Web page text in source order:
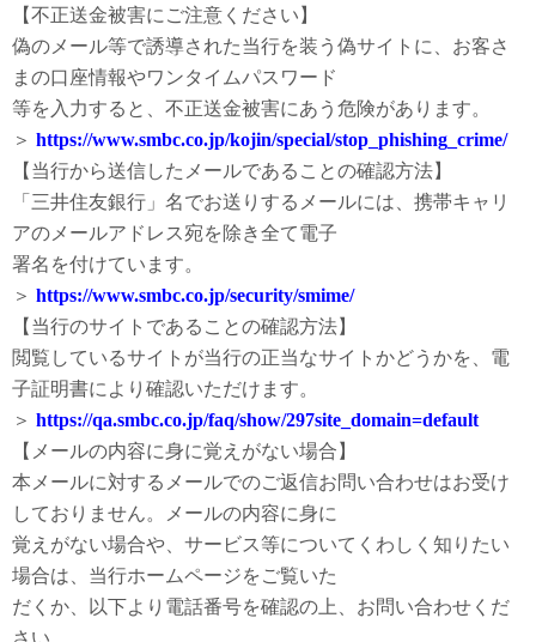
【不正送金被害にご注意ください】
偽のメール等で誘導された当行を装う偽サイトに、お客さ
まの口座情報やワンタイムパスワード
等を入力すると、不正送金被害にあう危険があります。
＞ https://www.smbc.co.jp/kojin/special/stop_phishing_crime/
【当行から送信したメールであることの確認方法】
「三井住友銀行」名でお送りするメールには、携帯キャリ
アのメールアドレス宛を除き全て電子
署名を付けています。
＞ https://www.smbc.co.jp/security/smime/
【当行のサイトであることの確認方法】
閲覧しているサイトが当行の正当なサイトかどうかを、電
子証明書により確認いただけます。
＞ https://qa.smbc.co.jp/faq/show/297site_domain=default
【メールの内容に身に覚えがない場合】
本メールに対するメールでのご返信お問い合わせはお受け
しておりません。メールの内容に身に
覚えがない場合や、サービス等についてくわしく知りたい
場合は、当行ホームページをご覧いた
だくか、以下より電話番号を確認の上、お問い合わせくだ